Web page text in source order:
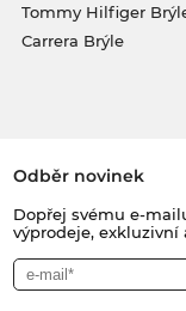
Tommy Hilfiger
Carrera Brýle
Odběr novinek
Dopřej svému e-
výprodeje, exkluzivní